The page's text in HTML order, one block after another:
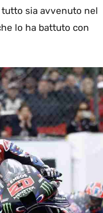
sia avvenuto nel
lo ha battuto con